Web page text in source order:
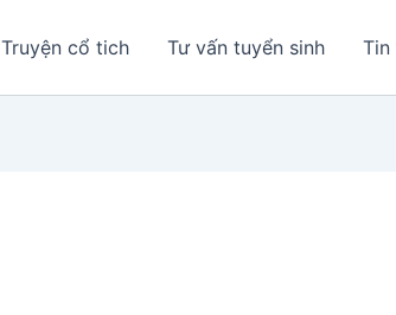
Truyện cổ tich Tư vấn tuyển sinh Tin